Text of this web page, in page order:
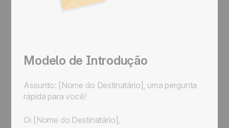
Modelo de Introdução
Assunto: [Nome do Destinatário], uma pergunta
rápida para você!
Oi [Nome do Destinatário],